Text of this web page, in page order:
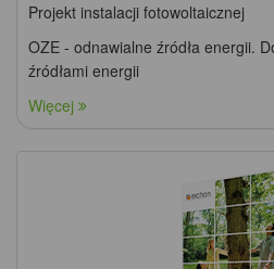
Projekt instalacji fotowoltaicznej
OZE - odnawialne źródła energii.
źródłami energii
Więcej